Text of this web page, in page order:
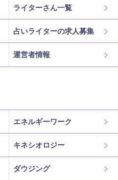
ライターさん一覧
占いライターの求人募集
運営者情報
エネルギーワーク
キネシオロジー
ダウジング